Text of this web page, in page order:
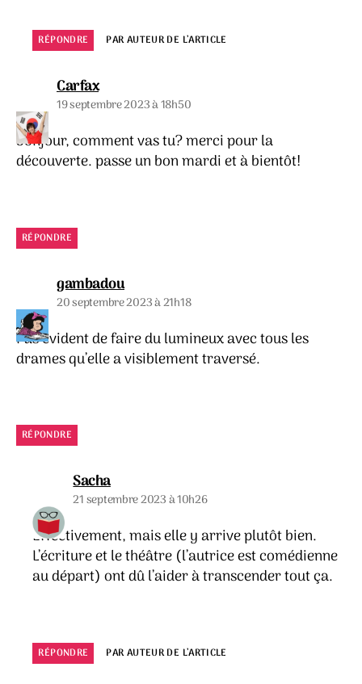
RÉPONDRE PAR AUTEUR DE L’ARTICLE
Carfaxdit :
19 septembre 2023 à 18h50
bonjour, comment vas tu? merci pour la
découverte. passe un bon mardi et à bientôt!
RÉPONDRE
gambadoudit :
20 septembre 2023 à 21h18
Pas évident de faire du lumineux avec tous les
drames qu’elle a visiblement traversé.
RÉPONDRE
Sachadit :
21 septembre 2023 à 10h26
Effectivement, mais elle y arrive plutôt bien.
L’écriture et le théâtre (l’autrice est comédienne
au départ) ont dû l’aider à transcender tout ça.
RÉPONDRE PAR AUTEUR DE L’ARTICLE